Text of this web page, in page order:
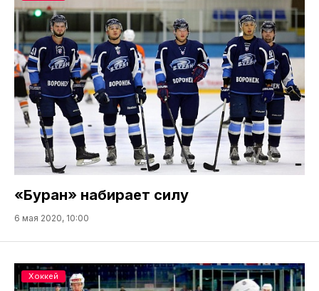
«Буран» набирает силу
6 мая 2020, 10:00
Хоккей